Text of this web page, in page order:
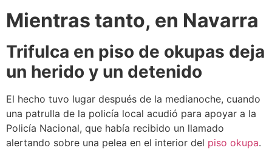
Mientras tanto, en Navarra
Trifulca en piso de okupas deja
un herido y un detenido
El hecho tuvo lugar después de la medianoche, cuando
una patrulla de la policía local acudió para apoyar a la
Policía Nacional, que había recibido un llamado
alertando sobre una pelea en el interior del piso okupa.